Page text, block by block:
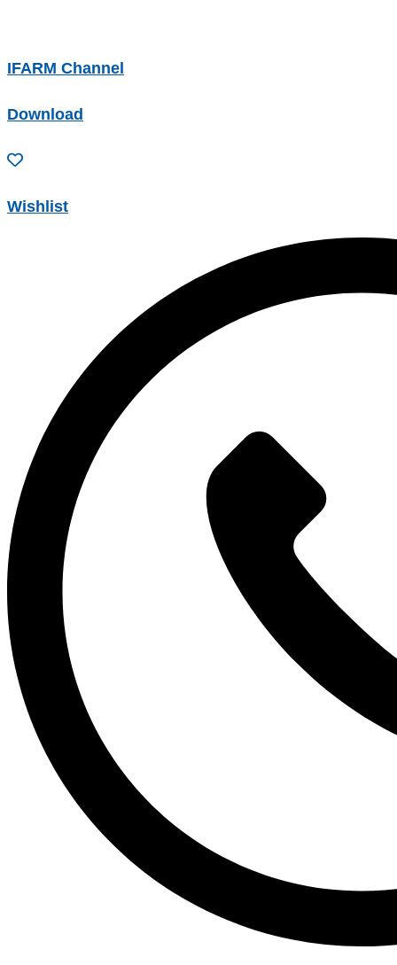
IFARM Channel
Download
Wishlist